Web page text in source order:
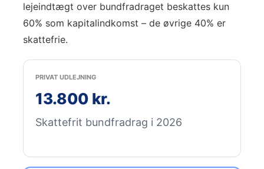
lejeindtægt over bundfradraget beskattes kun
60% som kapitalindkomst – de øvrige 40% er
skattefrie.
PRIVAT UDLEJNING
13.800 kr.
Skattefrit bundfradrag i 2026